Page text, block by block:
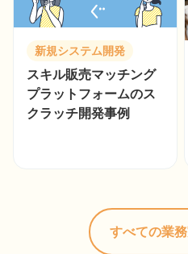
新規システム開発
スキル販売マッチング
プラットフォームのス
クラッチ開発事例
すべての業